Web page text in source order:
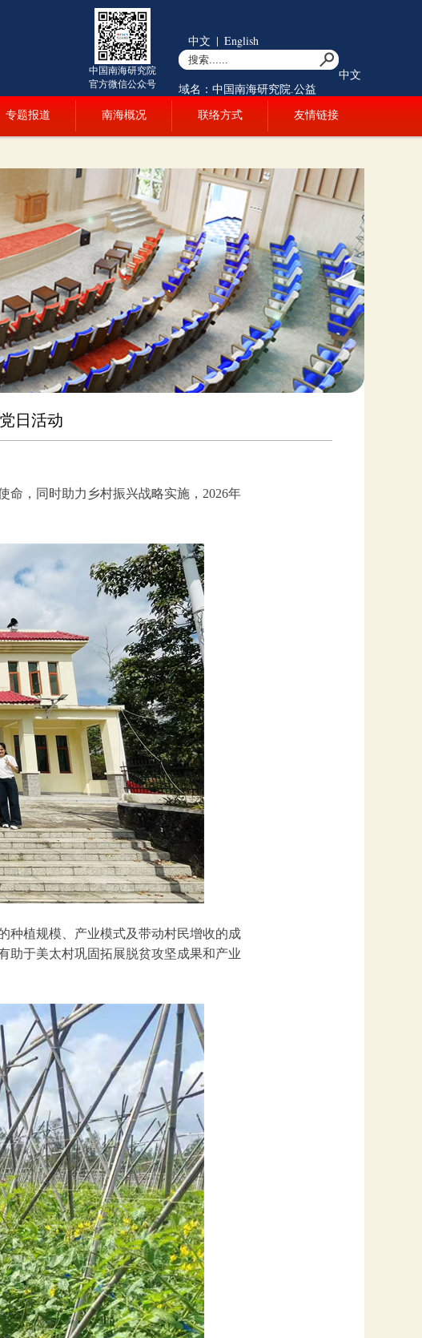
中国南海研究院
官方微信公众号
中文 | English
中文
域名：中国南海研究院.公益
专题报道 南海概况 联络方式 友情链接
日活动
命，同时助力乡村振兴战略实施，2026年
种植规模、产业模式及带动村民增收的成
助于美太村巩固拓展脱贫攻坚成果和产业